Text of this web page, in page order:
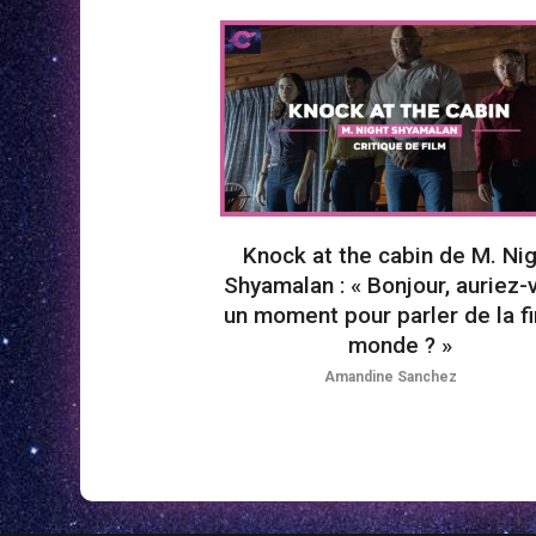
Knock at the cabin de M.
Shyamalan : « Bonjour, auriez-
un moment pour parler de la
monde ? »
Amandine Sanchez